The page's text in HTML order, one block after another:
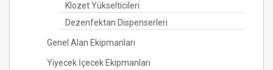
Klozet Yükselticileri
Dezenfektan Dispenserleri
Genel Alan Ekipmanları
Yiyecek İçecek Ekipmanları